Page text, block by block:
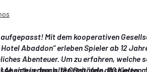
aufgepasst! Mit dem kooperativen
Hotel Abaddon“ erleben Spieler ab 12
Abenteuer. Um zu erfahren, welche
sich in dem alten Gebäude abspielen,
Abenteuerbuch, 18 Ortstafeln, 110 Karten,